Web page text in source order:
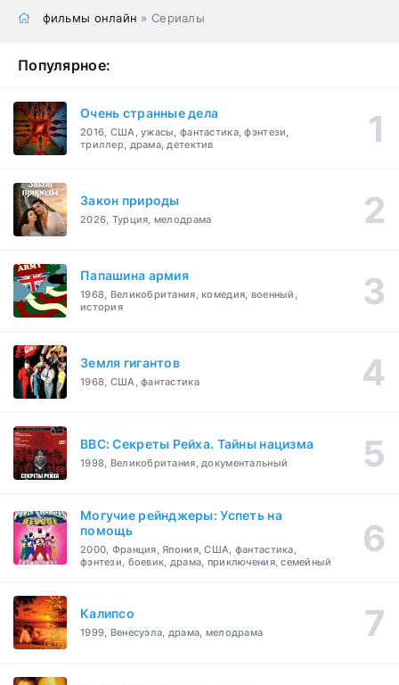
фильмы онлайн » Сериалы
Популярное:
Очень странные дела
2016, США, ужасы, фантастика, фэнтези,
триллер, драма, детектив
Закон природы
2026, Турция, мелодрама
Папашина армия
1968, Великобритания, комедия, военный,
история
Земля гигантов
1968, США, фантастика
BBC: Секреты Рейха. Тайны нацизма
1998, Великобритания, документальный
Могучие рейнджеры: Успеть на
помощь
2000, Франция, Япония, США, фантастика,
фэнтези, боевик, драма, приключения, семейный
Калипсо
1999, Венесуэла, драма, мелодрама